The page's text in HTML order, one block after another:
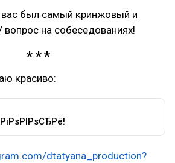
вас был самый кринжовый и
на собеседованиях!
красиво:
dtatyana_production?